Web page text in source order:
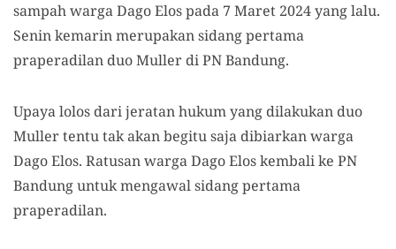
sampah warga Dago Elos pada 7 Maret 2024 yang lalu.
Senin kemarin merupakan sidang pertama
praperadilan duo Muller di PN Bandung.
Upaya lolos dari jeratan hukum yang dilakukan duo
Muller tentu tak akan begitu saja dibiarkan warga
Dago Elos. Ratusan warga Dago Elos kembali ke PN
Bandung untuk mengawal sidang pertama
praperadilan.